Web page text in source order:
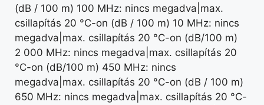
(dB / 100 m) 100 MHz: nincs megadva|max.
csillapítás 20 °C-on (dB / 100 m) 10 MHz: nincs
megadva|max. csillapítás 20 °C-on (dB/100 m)
2 000 MHz: nincs megadva|max. csillapítás 20
°C-on (dB/100 m) 450 MHz: nincs
megadva|max. csillapítás 20 °C-on (dB / 100 m)
650 MHz: nincs megadva|max. csillapítás 20 °C-